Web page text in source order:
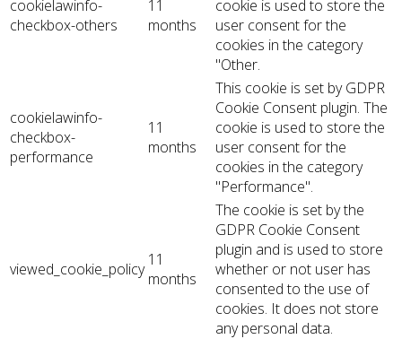
cookielawinfo-
checkbox-others
11
months
cookie is used to store the
user consent for the
cookies in the category
"Other.
cookielawinfo-
checkbox-
performance
11
months
This cookie is set by GDPR
Cookie Consent plugin. The
cookie is used to store the
user consent for the
cookies in the category
"Performance".
viewed_cookie_policy 11
months
The cookie is set by the
GDPR Cookie Consent
plugin and is used to store
whether or not user has
consented to the use of
cookies. It does not store
any personal data.